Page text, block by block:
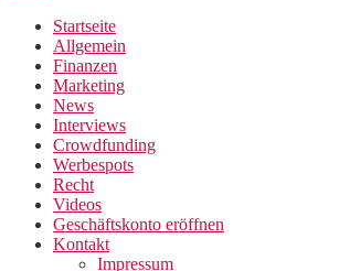
Startseite
Allgemein
Finanzen
Marketing
News
Interviews
Crowdfunding
Werbespots
Recht
Videos
Geschäftskonto eröffnen
Kontakt
Impressum